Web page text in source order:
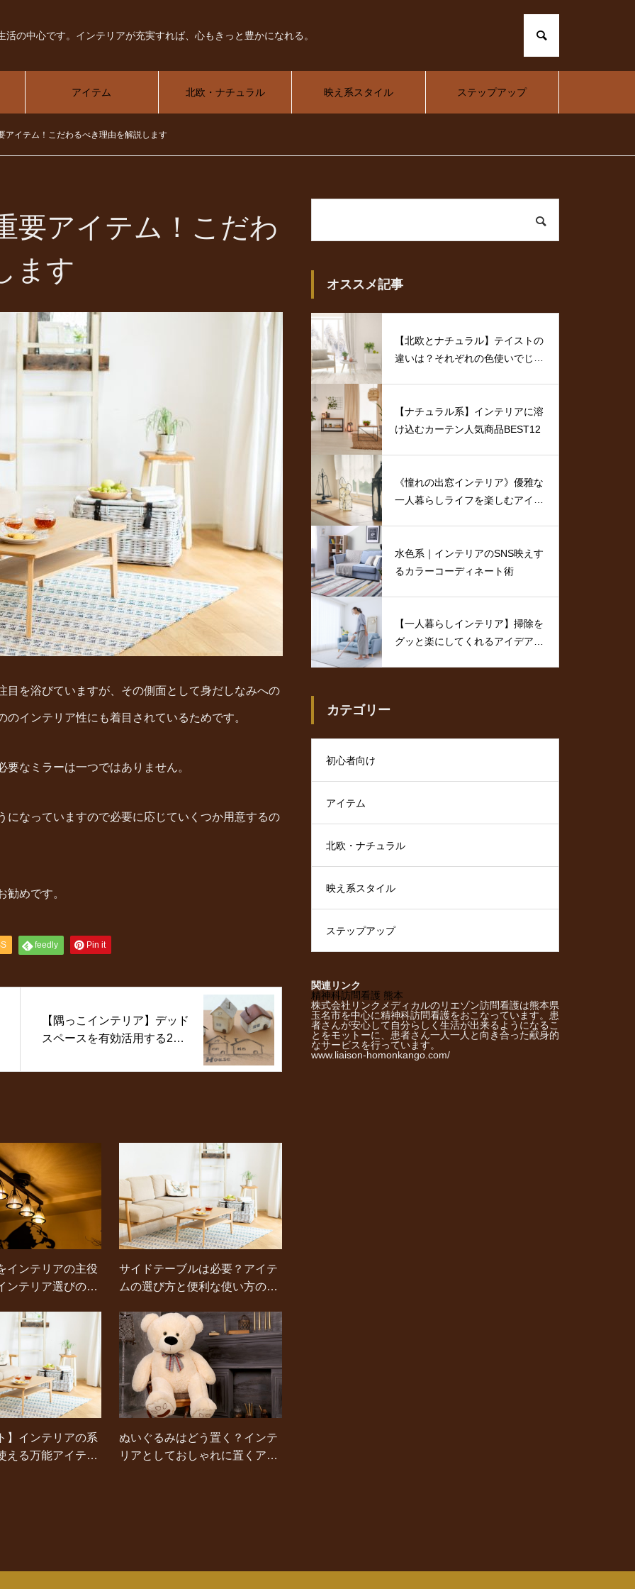
活の中心です。インテリアが充実すれば、心もきっと豊かになれる。
アイテム 北欧・ナチュラル 映え系スタイル ステップアップ
アイテム！こだわるべき理由を解説します
要アイテム！こだわ
ます
を浴びていますが、その側面として身だしなみへの
インテリア性にも着目されているためです。
なミラーは一つではありません。
なっていますので必要に応じていくつか用意するの
めです。
feedly Pin it
【隅っこインテリア】デッド
スペースを有効活用する2つ
インテリアの主役
ンテリア選びのポ
サイドテーブルは必要？アイテ
ムの選び方と便利な使い方のア
】インテリアの系
える万能アイテム
ぬいぐるみはどう置く？インテ
リアとしておしゃれに置くアイ
オススメ記事
【北欧とナチュラル】テイストの
違いは？それぞれの色使いでじっ
【ナチュラル系】インテリアに溶
け込むカーテン人気商品BEST12
《憧れの出窓インテリア》優雅な
一人暮らしライフを楽しむアイデ
水色系｜インテリアのSNS映えす
るカラーコーディネート術
【一人暮らしインテリア】掃除を
グッと楽にしてくれるアイデア特
カテゴリー
初心者向け
アイテム
北欧・ナチュラル
映え系スタイル
ステップアップ
関連リンク
精神科訪問看護 熊本
株式会社リンクメディカルのリエゾン訪問看護は熊本県
玉名市を中心に精神科訪問看護をおこなっています。患
者さんが安心して自分らしく生活が出来るようになるこ
とをモットーに、患者さん一人一人と向き合った献身的
なサービスを行っています。
www.liaison-homonkango.com/